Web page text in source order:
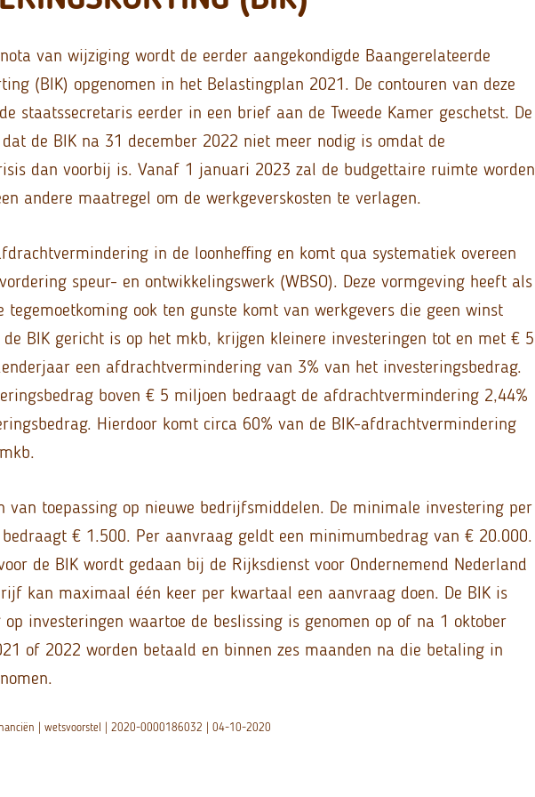
van wijziging wordt de eerder aangekondigde Baangerelateerde
(BIK) opgenomen in het Belastingplan 2021. De contouren van deze
staatssecretaris eerder in een brief aan de Tweede Kamer geschetst. De
de BIK na 31 december 2022 niet meer nodig is omdat de
dan voorbij is. Vanaf 1 januari 2023 zal de budgettaire ruimte worden
andere maatregel om de werkgeverskosten te verlagen.
in de loonheffing en komt qua systematiek overeen
speur- en ontwikkelingswerk (WBSO). Deze vormgeving heeft als
tegemoetkoming ook ten gunste komt van werkgevers die geen winst
de BIK gericht is op het mkb, krijgen kleinere investeringen tot en met € 5
een afdrachtvermindering van 3% van het investeringsbedrag.
boven € 5 miljoen bedraagt de afdrachtvermindering 2,44%
Hierdoor komt circa 60% van de BIK-afdrachtvermindering
van toepassing op nieuwe bedrijfsmiddelen. De minimale investering per
€ 1.500. Per aanvraag geldt een minimumbedrag van € 20.000.
de BIK wordt gedaan bij de Rijksdienst voor Ondernemend Nederland
kan maximaal één keer per kwartaal een aanvraag doen. De BIK is
op investeringen waartoe de beslissing is genomen op of na 1 oktober
of 2022 worden betaald en binnen zes maanden na die betaling in
| wetsvoorstel | 2020-0000186032 | 04-10-2020